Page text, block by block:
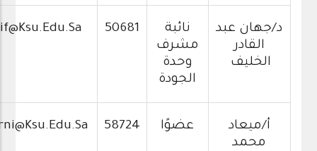
د/جهان عبد
القادر
الخليف
نائبة
مشرف
وحدة
الجودة
50681
أ/ميعاد
محمد
عضوًا 58724